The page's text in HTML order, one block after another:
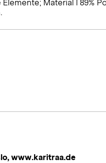
Material I 89%
www.karitraa.de